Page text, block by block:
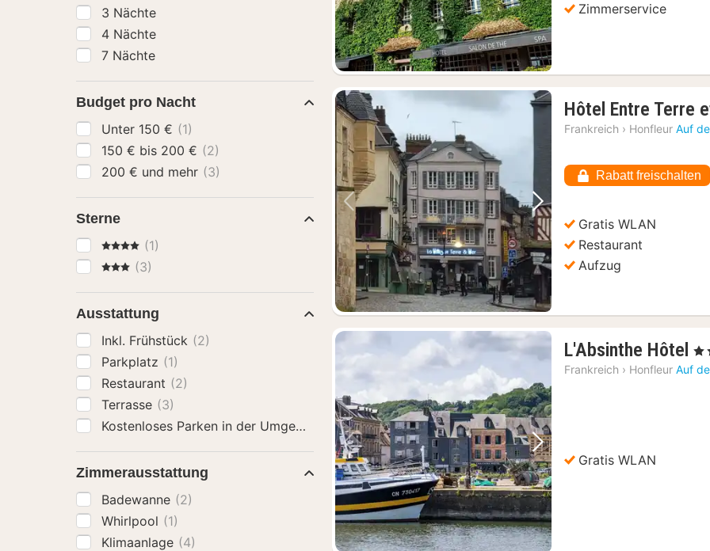
Zimmerservice
Vorheriges Bild Nächstes Bild
Hôtel Entre Terre
Frankreich › Honfleur Auf
Rabatt freischalten
Gratis WLAN
Restaurant
Aufzug
Vorheriges Bild Nächstes Bild
L'Absinthe Hôtel 1
, 3
Frankreich › Honfleur Auf
Gratis WLAN
3 Nächte
4 Nächte
7 Nächte
Budget pro Nacht
Unter 150 € (1)
150 € bis 200 € (2)
200 € und mehr (3)
Sterne
4 Sterne(1)
3 Sterne
(3)
Ausstattung
Inkl. Frühstück (2)
Parkplatz (1)
Restaurant (2)
Terrasse (3)
Kostenloses Parken in der Umgebung an Samstagen und Sonntagen(1)
Zimmerausstattung
Badewanne (2)
Whirlpool (1)
Klimaanlage (4)